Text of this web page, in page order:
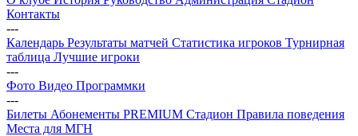
Контакты
---
Календарь Результаты матчей Статистика игроков Турнирная
таблица Лучшие игроки
---
Фото Видео Программки
---
Билеты Абонементы PREMIUM Стадион Правила поведения
Места для МГН